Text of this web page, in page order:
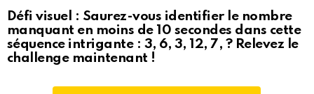
Défi visuel : Saurez-vous identifier le nombre
manquant en moins de 10 secondes dans cette
séquence intrigante : 3, 6, 3, 12, 7, ? Relevez le
challenge maintenant !